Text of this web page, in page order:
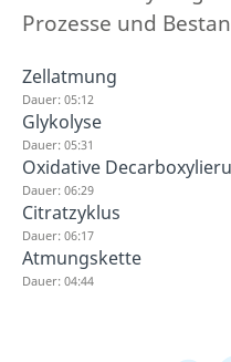
Prozesse und
Zellatmung
Dauer: 05:12
Glykolyse
Dauer: 05:31
Oxidative
Dauer: 06:29
Citratzyklus
Dauer: 06:17
Atmungskette
Dauer: 04:44